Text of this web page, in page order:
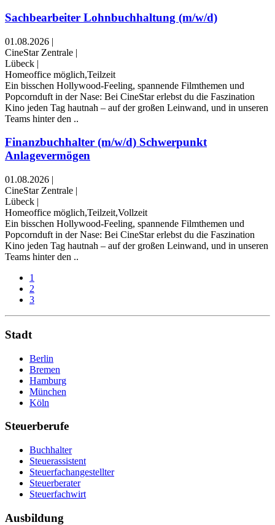
Sachbearbeiter Lohnbuchhaltung (m/w/d)
01.08.2026 |
CineStar Zentrale |
Lübeck |
Homeoffice möglich,Teilzeit
Ein bisschen Hollywood-Feeling, spannende Filmthemen und
Popcornduft in der Nase: Bei CineStar erlebst du die Faszination
Kino jeden Tag hautnah – auf der großen Leinwand, und in unseren
Teams hinter den ..
Finanzbuchhalter (m/w/d) Schwerpunkt
Anlagevermögen
01.08.2026 |
CineStar Zentrale |
Lübeck |
Homeoffice möglich,Teilzeit,Vollzeit
Ein bisschen Hollywood-Feeling, spannende Filmthemen und
Popcornduft in der Nase: Bei CineStar erlebst du die Faszination
Kino jeden Tag hautnah – auf der großen Leinwand, und in unseren
Teams hinter den ..
1
2
3
Stadt
Berlin
Bremen
Hamburg
München
Köln
Steuerberufe
Buchhalter
Steuerassistent
Steuerfachangestellter
Steuerberater
Steuerfachwirt
Ausbildung